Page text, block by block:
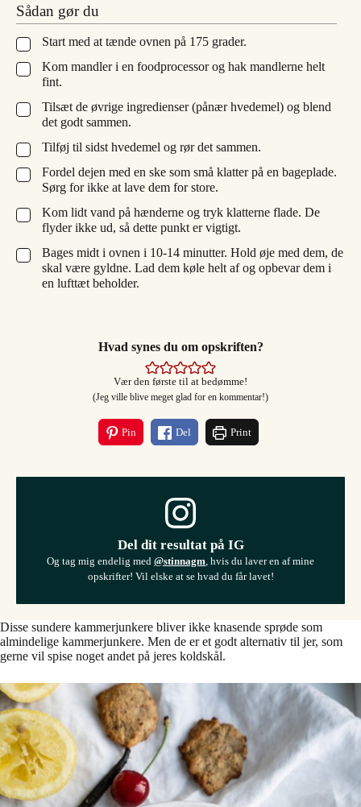
Sådan gør du
▢
Start med at tænde ovnen på 175 grader.
▢
Kom mandler i en foodprocessor og hak mandlerne helt
fint.
▢
Tilsæt de øvrige ingredienser (pånær hvedemel) og blend
det godt sammen.
▢
Tilføj til sidst hvedemel og rør det sammen.
▢
Fordel dejen med en ske som små klatter på en bageplade.
Sørg for ikke at lave dem for store.
▢
Kom lidt vand på hænderne og tryk klatterne flade. De
flyder ikke ud, så dette punkt er vigtigt.
▢
Bages midt i ovnen i 10-14 minutter. Hold øje med dem, de
skal være gyldne. Lad dem køle helt af og opbevar dem i
en lufttæt beholder.
Hvad synes du om opskriften?
Vær den første til at bedømme!
(Jeg ville blive meget glad for en kommentar!)
Pin Del Print
Del dit resultat på IG
Og tag mig endelig med @stinnagm , hvis du laver en af mine
opskrifter! Vil elske at se hvad du får lavet!
Disse sundere kammerjunkere bliver ikke knasende sprøde som
almindelige kammerjunkere. Men de er et godt alternativ til jer, som
gerne vil spise noget andet på jeres koldskål.